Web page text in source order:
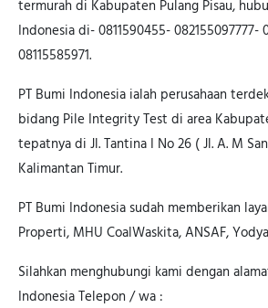
termurah di Kabupaten Pulang Pisau,
Indonesia di- 0811590455- 082155097777-
08115585971.
PT Bumi Indonesia ialah perusahaan
bidang Pile Integrity Test di area
tepatnya di Jl. Tantina I No 26 ( Jl. A. M
Kalimantan Timur.
PT Bumi Indonesia sudah memberikan
Properti, MHU CoalWaskita, ANSAF,
Silahkan menghubungi kami dengan
Indonesia Telepon / wa :